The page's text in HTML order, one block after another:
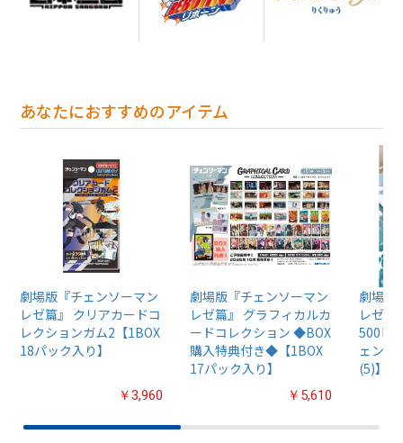
あなたにおすすめのアイテム
劇場版『チェンソーマン
レゼ篇』 クリアカードコ
レクションガム2【1BOX
18パック入り】
￥3,960
劇場版『チェンソーマン
レゼ篇』 グラフィカルカ
ードコレクション ◆BOX
購入特典付き◆【1BOX
17パック入り】
￥5,610
劇場版
レゼ篇
500ピ
ェンソ
(5)】